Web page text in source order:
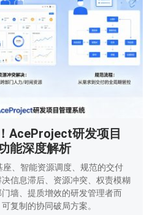
AceProject研发项目
能深度解析
、智能资源调度、规范的交付
信息滞后、资源冲突、权责模糊
墙、提质增效的研发管理者而
复制的协同破局方案。